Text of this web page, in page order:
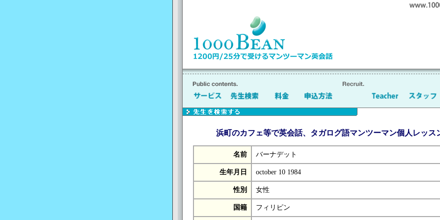
浜町のカフェ等で英会話、タガログ語マンツーマン個人レッス
名前 バーナデット
生年月日 october 10 1984
性別 女性
国籍 フィリピン